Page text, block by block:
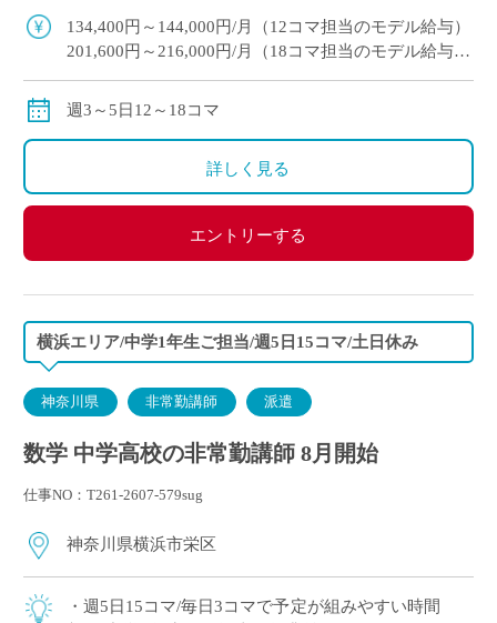
のが魅力 ・月額固定給で夏休み,冬 […]
134,400円～144,000円/月（12コマ担当のモデル給与）
201,600円～216,000円/月（18コマ担当のモデル給与）
※教員経験年数により変動
週3～5日12～18コマ
詳しく見る
エントリーする
横浜エリア/中学1年生ご担当/週5日15コマ/土日休み
神奈川県 非常勤講師 派遣
数学 中学高校の非常勤講師 8月開始
仕事NO：T261-2607-579sug
神奈川県横浜市栄区
・週5日15コマ/毎日3コマで予定が組みやすい時間